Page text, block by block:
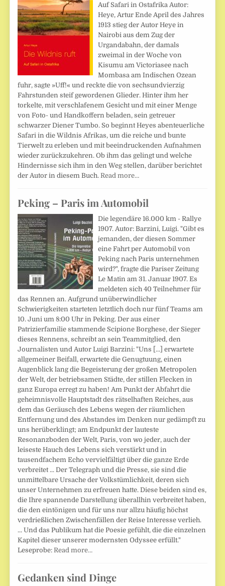
Auf Safari in Ostafrika Autor:
Heye, Artur Ende April des Jahres
1913 stieg der Autor Heye in
Nairobi aus dem Zug der
Urgandabahn, der damals
zweimal in der Woche von
Kisumu am Victoriasee nach
Mombasa am Indischen Ozean
fuhr, sagte »Uff!« und reckte die von sechsundvierzig
Fahrstunden steif gewordenen Glieder. Hinter ihm her
torkelte, mit verschlafenem Gesicht und mit einer Menge
von Foto- und Handkoffern beladen, sein getreuer
schwarzer Diener Tumbo. So beginnt Heyes abenteuerliche
Safari in die Wildnis Afrikas, um die reiche und bunte
Tierwelt zu erleben und mit beeindruckenden Aufnahmen
wieder zurückzukehren. Ob ihm das gelingt und welche
Hindernisse sich ihm in den Weg stellen, darüber berichtet
der Autor in diesem Buch. Read more…
Peking – Paris im Automobil
Die legendäre 16.000 km - Rallye
1907. Autor: Barzini, Luigi. "Gibt es
jemanden, der diesen Sommer
eine Fahrt per Automobil von
Peking nach Paris unternehmen
wird?", fragte die Pariser Zeitung
Le Matin am 31. Januar 1907. Es
meldeten sich 40 Teilnehmer für
das Rennen an. Aufgrund unüberwindlicher
Schwierigkeiten starteten letztlich doch nur fünf Teams am
10. Juni um 8:00 Uhr in Peking. Der aus einer
Patrizierfamilie stammende Scipione Borghese, der Sieger
dieses Rennens, schreibt an sein Teammitglied, den
Journalisten und Autor Luigi Barzini: "Uns [...] erwartete
allgemeiner Beifall, erwartete die Genugtuung, einen
Augenblick lang die Begeisterung der großen Metropolen
der Welt, der betriebsamen Städte, der stillen Flecken in
ganz Europa erregt zu haben! Am Punkt der Abfahrt die
geheimnisvolle Hauptstadt des rätselhaften Reiches, aus
dem das Geräusch des Lebens wegen der räumlichen
Entfernung und des Abstandes im Denken nur gedämpft zu
uns herüberklingt; am Endpunkt der lauteste
Resonanzboden der Welt, Paris, von wo jeder, auch der
leiseste Hauch des Lebens sich verstärkt und in
tausendfachem Echo vervielfältigt über die ganze Erde
verbreitet ... Der Telegraph und die Presse, sie sind die
unmittelbare Ursache der Volkstümlichkeit, deren sich
unser Unternehmen zu erfreuen hatte. Diese beiden sind es,
die Ihre spannende Darstellung überallhin verbreitet haben,
die den eintönigen und für uns nur allzu häufig höchst
verdrießlichen Zwischenfällen der Reise Interesse verlieh.
... Und das Publikum hat die Poesie gefühlt, die die einzelnen
Kapitel dieser unserer modernsten Odyssee erfüllt."
Leseprobe:Read more…
Gedanken sind Dinge